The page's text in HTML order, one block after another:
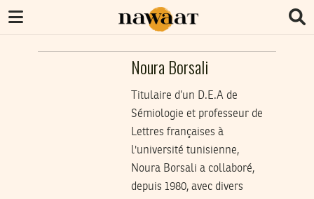
Noura Borsali
Titulaire d’un D.E.A de
Sémiologie et professeur de
Lettres françaises à
l'université tunisienne,
Noura Borsali a collaboré,
depuis 1980, avec divers